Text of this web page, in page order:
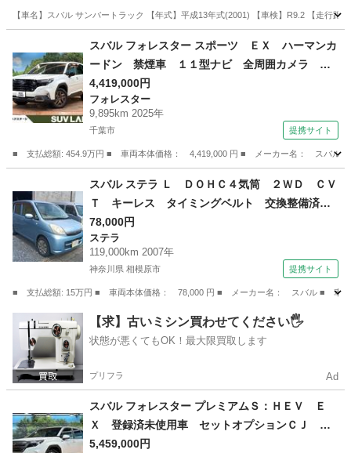
【車名】スバル サンバートラック 【年式】平成13年式(2001) 【車検】R9.2 【走行
八街駅 サンバー
スバル フォレスター スポーツ ＥＸ ハーマンカ
ードン 禁煙車 １１型ナビ 全周囲カメラ 電
動リアゲート スマートリアビューミラー アイ
サイトＸ ハーフレザーシート 全席シートヒー
ター ルーフレール ＥＴＣ 純正１８インチＡ
4,419,000円
フォレスター
9,895km 2025年
千葉市 提携サイト
■ 支払総額: 454.9万円 ■ 車両本体価格： 4,419,000 円 ■ メーカー名： スバ
フォレスター
スバル ステラ Ｌ ＤＯＨＣ４気筒 ２ＷＤ ＣＶ
Ｔ キーレス タイミングベルト 交換整備済
（検8.12）
78,000円
ステラ
119,000km 2007年
神奈川県 相模原市 提携サイト
■ 支払総額: 15万円 ■ 車両本体価格： 78,000 円 ■ メーカー名： スバル ■
神奈川 相模原市 ステラ
【求】古いミシン買わせてください🖐️
状態が悪くてもOK！最大限買取します
プリフラ Ad
スバル フォレスター プレミアムＳ：ＨＥＶ Ｅ
Ｘ 登録済未使用車 セットオプションＣＪ サ
ンルーフ ハーマンカードン アイサイトＸ １
5,459,000円